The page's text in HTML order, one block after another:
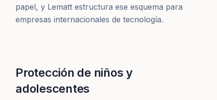
papel, y Lematt estructura ese esquema para
empresas internacionales de tecnología.
Protección de niños y
adolescentes